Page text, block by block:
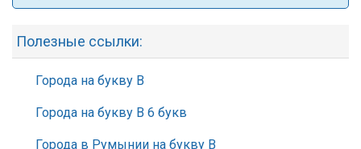
Полезные ссылки:
Города на букву В
Города на букву В 6 букв
Города в Румынии на букву В